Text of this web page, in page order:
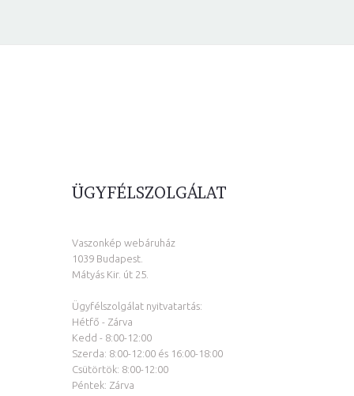
ÜGYFÉLSZOLGÁLAT
Vaszonkép webáruház
1039 Budapest.
Mátyás Kir. út 25.
Ügyfélszolgálat nyitvatartás:
Hétfő - Zárva
Kedd - 8:00-12:00
Szerda: 8:00-12:00 és 16:00-18:00
Csütörtök: 8:00-12:00
Péntek: Zárva